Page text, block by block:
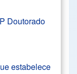
Doutorado
estabelece